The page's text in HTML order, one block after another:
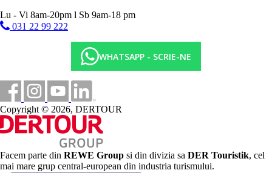
jocuri, patut gratuit (la cerere).
VISA, CE/MC.
www.adalyaocean.com
Wellness
Gratuit : baie turceasca (doar intrare, proceduri contra
cost).
Contra cost: tratamente SPA si masaje
Internet
Lu - Vi 8am-20pm l Sb 9am-18 pm
031 22 99 222
WHATSAPP - SCRIE-NE
Copyright © 2026, DERTOUR
Facem parte din REWE Group si din divizia sa DER Touristik, cel
mai mare grup central-european din industria turismului.